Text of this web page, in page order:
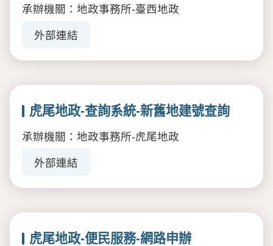
承辦機關：地政事務所-臺西地政
外部連結
虎尾地政-查詢系統-新舊地建號查詢
承辦機關：地政事務所-虎尾地政
外部連結
虎尾地政-便民服務-網路申辦